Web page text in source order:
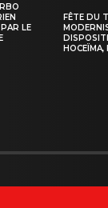
LE
FÊTE DU
HOCEÏMA,